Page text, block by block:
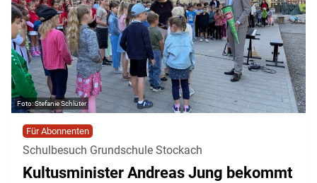
Stefanie Schlüter
Für Abonnenten
Schulbesuch Grundschule Stockach
Kultusminister Andreas Jung bekommt